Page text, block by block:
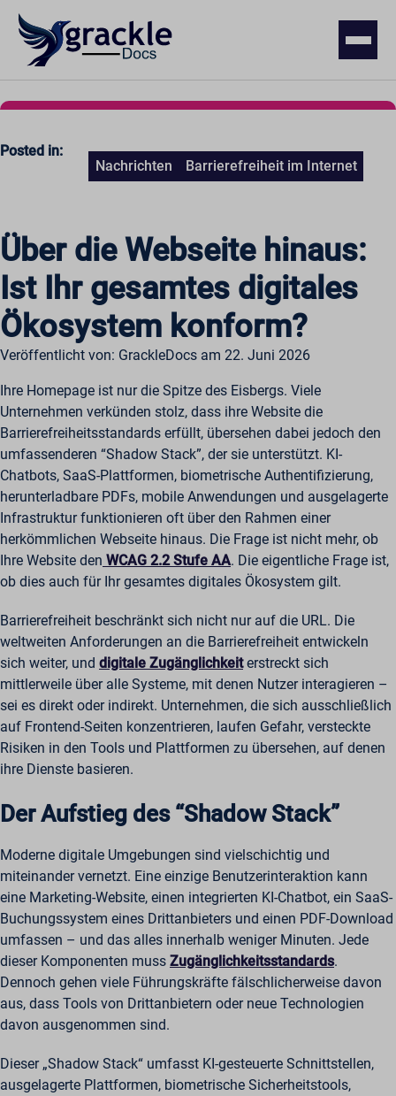
Posted in:
Nachrichten
Barrierefreiheit im Internet
Über die Webseite hinaus:
Ist Ihr gesamtes digitales
Ökosystem konform?
Veröffentlicht von: GrackleDocs am 22. Juni 2026
Ihre Homepage ist nur die Spitze des Eisbergs. Viele
Unternehmen verkünden stolz, dass ihre Website die
Barrierefreiheitsstandards erfüllt, übersehen dabei jedoch den
umfassenderen “Shadow Stack”, der sie unterstützt. KI-
Chatbots, SaaS-Plattformen, biometrische Authentifizierung,
herunterladbare PDFs, mobile Anwendungen und ausgelagerte
Infrastruktur funktionieren oft über den Rahmen einer
herkömmlichen Webseite hinaus. Die Frage ist nicht mehr, ob
Ihre Website den WCAG 2.2 Stufe AA. Die eigentliche Frage ist,
ob dies auch für Ihr gesamtes digitales Ökosystem gilt.
Barrierefreiheit beschränkt sich nicht nur auf die URL. Die
weltweiten Anforderungen an die Barrierefreiheit entwickeln
sich weiter, und digitale Zugänglichkeiterstreckt sich
mittlerweile über alle Systeme, mit denen Nutzer interagieren –
sei es direkt oder indirekt. Unternehmen, die sich ausschließlich
auf Frontend-Seiten konzentrieren, laufen Gefahr, versteckte
Risiken in den Tools und Plattformen zu übersehen, auf denen
ihre Dienste basieren.
Der Aufstieg des “Shadow Stack”
Moderne digitale Umgebungen sind vielschichtig und
miteinander vernetzt. Eine einzige Benutzerinteraktion kann
eine Marketing-Website, einen integrierten KI-Chatbot, ein SaaS-
Buchungssystem eines Drittanbieters und einen PDF-Download
umfassen – und das alles innerhalb weniger Minuten. Jede
dieser Komponenten muss Zugänglichkeitsstandards.
Dennoch gehen viele Führungskräfte fälschlicherweise davon
aus, dass Tools von Drittanbietern oder neue Technologien
davon ausgenommen sind.
Dieser „Shadow Stack“ umfasst KI-gesteuerte Schnittstellen,
ausgelagerte Plattformen, biometrische Sicherheitstools,